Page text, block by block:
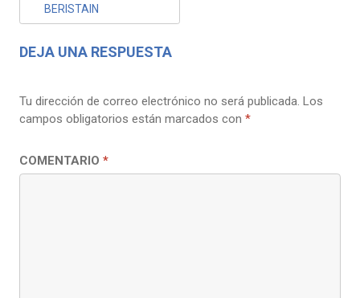
BERISTAIN
DEJA UNA RESPUESTA
Tu dirección de correo electrónico no será publicada. Los
campos obligatorios están marcados con *
COMENTARIO *